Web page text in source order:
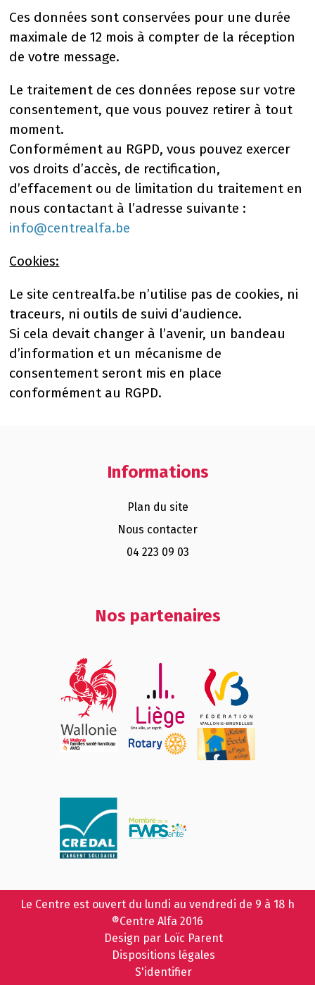
Ces données sont conservées pour une durée
maximale de 12 mois à compter de la réception
de votre message.
Le traitement de ces données repose sur votre
consentement, que vous pouvez retirer à tout
moment.
Conformément au RGPD, vous pouvez exercer
vos droits d’accès, de rectification,
d’effacement ou de limitation du traitement en
nous contactant à l’adresse suivante :
info@centrealfa.be
Cookies:
Le site centrealfa.be n’utilise pas de cookies, ni
traceurs, ni outils de suivi d’audience.
Si cela devait changer à l’avenir, un bandeau
d’information et un mécanisme de
consentement seront mis en place
conformément au RGPD.
Informations
Plan du site
Nous contacter
04 223 09 03
Nos partenaires
Le Centre est ouvert du lundi au vendredi de 9 à 18 h
®Centre Alfa 2016
Design par Loïc Parent
Dispositions légales
S'identifier